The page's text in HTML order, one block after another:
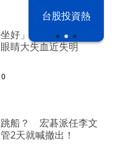
台股投資熱
持斷掃把
睛大失血近失明
船？ 宏碁派任李文
2天就喊撤出！